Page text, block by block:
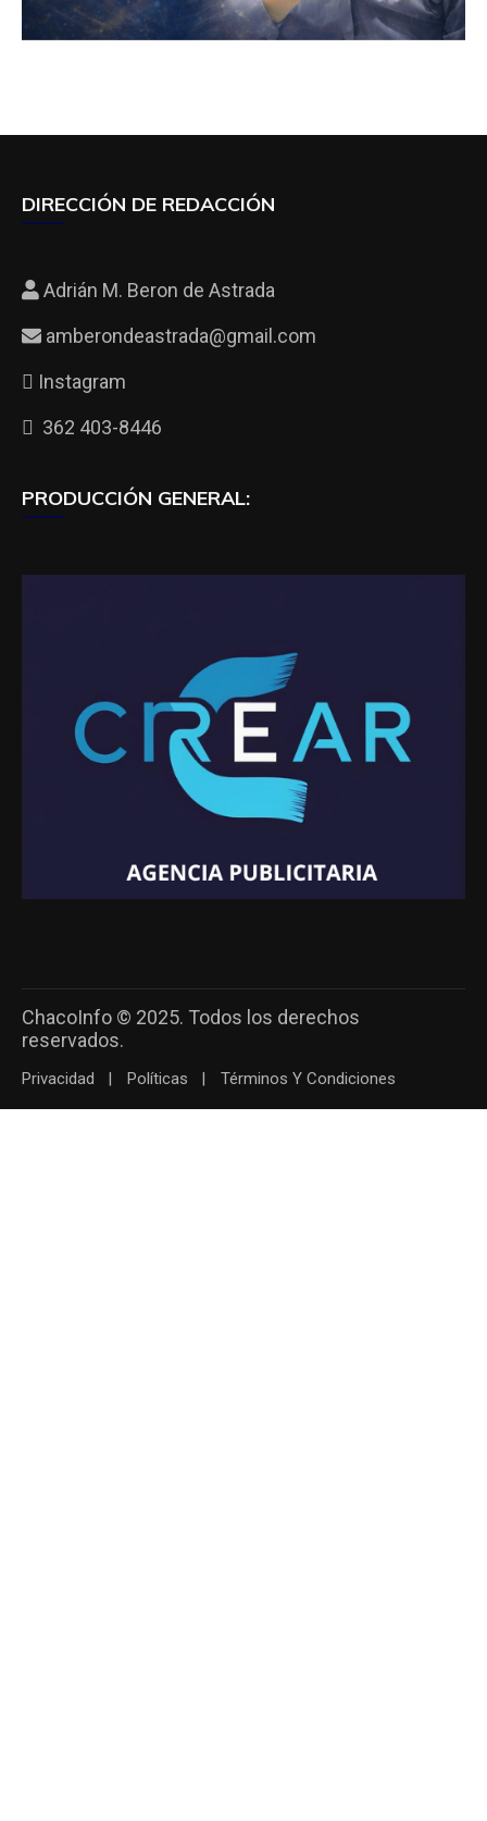
DIRECCIÓN DE REDACCIÓN
Adrián M. Beron de Astrada
amberondeastrada@gmail.com
Instagram
362 403-8446
PRODUCCIÓN GENERAL:
ChacoInfo © 2025. Todos los derechos
reservados.
Privacidad Políticas Términos Y Condiciones